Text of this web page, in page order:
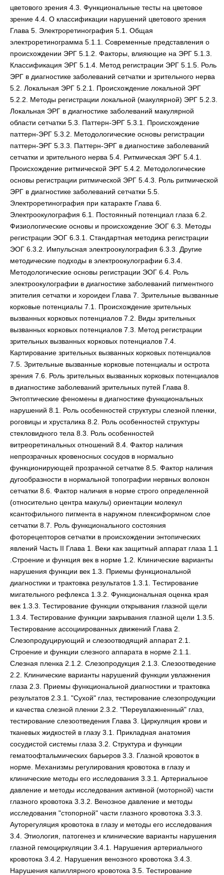
цветового зрения 4.3. Функциональные тесты на цветовое
зрение 4.4. О классификации нарушений цветового зрения
Глава 5. Электроретинография 5.1. Общая
электроретинограмма 5.1.1. Современные представления о
происхождении ЭРГ 5.1.2. Факторы, влияющие на ЭРГ 5.1.3.
Классификация ЭРГ 5.1.4. Метод регистрации ЭРГ 5.1.5. Роль
ЭРГ в диагностике заболеваний сетчатки и зрительного нерва
5.2. Локальная ЭРГ 5.2.1. Происхождение локальной ЭРГ
5.2.2. Методы регистрации локальной (макулярной) ЭРГ 5.2.3.
Локальная ЭРГ в диагностике заболеваний макулярной
области сетчатки 5.3. Паттерн-ЭРГ 5.3.1. Происхождение
паттерн-ЭРГ 5.3.2. Методологические основы регистрации
паттерн-ЭРГ 5.3.3. Паттерн-ЭРГ в диагностике заболеваний
сетчатки и зрительного нерва 5.4. Ритмическая ЭРГ 5.4.1.
Происхождение ритмической ЭРГ 5.4.2. Методологические
основы регистрации ритмической ЭРГ 5.4.3. Роль ритмической
ЭРГ в диагностике заболеваний сетчатки 5.5.
Электроретинография при катаракте Глава 6.
Электроокулография 6.1. Постоянный потенциал глаза 6.2.
Физиологические основы и происхождение ЭОГ 6.3. Методы
регистрации ЭОГ 6.3.1. Стандартная методика регистрации
ЭОГ 6.3.2. Импульсная электроокулография 6.3.3. Другие
методические подходы в электроокулографии 6.3.4.
Методологические основы регистрации ЭОГ 6.4. Роль
электроокулографии в диагностике заболеваний пигментного
эпителия сетчатки и хороидеи Глава 7. Зрительные вызванные
корковые потенциалы 7.1. Происхождение зрительных
вызванных корковых потенциалов 7.2. Виды зрительных
вызванных корковых потенциалов 7.3. Метод регистрации
зрительных вызванных корковых потенциалов 7.4.
Картирование зрительных вызванных корковых потенциалов
7.5. Зрительные вызванные корковые потенциалы и острота
зрения 7.6. Роль зрительных вызванных корковых потенциалов
в диагностике заболеваний зрительных путей Глава 8.
Энтоптические феномены в диагностике функциональных
нарушений 8.1. Роль особенностей структуры слезной пленки,
роговицы и хрусталика 8.2. Роль особенностей структуры
стекловидного тела 8.3. Роль особенностей
витреоретинальных отношений 8.4. Фактор наличия
непрозрачных кровеносных сосудов в нормально
функционирующей прозрачной сетчатке 8.5. Фактор наличия
дугообразности в нормальной топографии нервных волокон
сетчатки 8.6. Фактор наличия в норме строго определенной
(относительно центра макулы) ориентации молекул
ксантофильного пигмента в наружном плексиформном слое
сетчатки 8.7. Роль функционального состояния
фоторецепторов сетчатки в происхождении энтопических
явлений Часть II Глава 1. Веки как защитный аппарат глаза 1.1
.Строение и функция век в норме 1.2. Клинические варианты
нарушения функции век 1.3. Приемы функциональной
диагностики и трактовка результатов 1.3.1. Тестирование
мигательного рефлекса 1.3.2. Функциональная оценка края
век 1.3.3. Тестирование функции открывания глазной щели
1.3.4. Тестирование функции закрывания глазной щели 1.3.5.
Тестирование ассоциированных движений Глава 2.
Слезопродуцирующий и слезоотводящий аппарат 2.1.
Строение и функции слезного аппарата в норме 2.1.1.
Слезная пленка 2.1.2. Слезопродукция 2.1.3. Слезоотведение
2.2. Клинические варианты нарушений функции увлажнения
глаза 2.3. Приемы функциональной диагностики и трактовка
результатов 2.3.1. "Сухой" глаз, тестирование слезопродукции
и качества слезной пленки 2.3.2. "Переувлажненный" глаз,
тестирование слезоотведения Глава 3. Циркуляция крови и
тканевых жидкостей в глазу 3.1. Прикладная анатомия
сосудистой системы глаза 3.2. Структура и функции
гематоофтальмических барьеров 3.3. Глазной кровоток в
норме. Механизмы регулирования кровотока в глазу и
клинические методы его исследования 3.3.1. Артериальное
давление и методы исследования активной (моторной) части
глазного кровотока 3.3.2. Венозное давление и методы
исследования "стопорной" части глазного кровотока 3.3.3.
Ауторегуляция кровотока в глазу и методы его исследования
3.4. Этиология, патогенез и клинические варианты нарушения
глазной гемоциркуляции 3.4.1. Нарушения артериального
кровотока 3.4.2. Нарушения венозного кровотока 3.4.3.
Нарушения капиллярного кровотока 3.5. Тестирование